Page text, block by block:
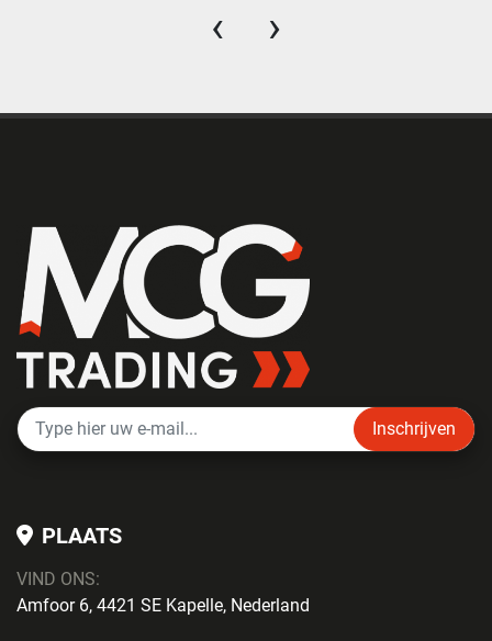
‹ ›
Inschrijven
PLAATS
VIND ONS:
Amfoor 6, 4421 SE Kapelle, Nederland